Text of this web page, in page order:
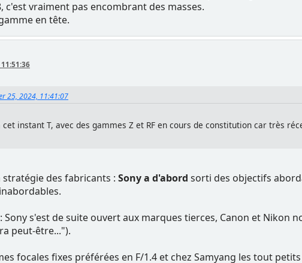
c'est vraiment pas encombrant des masses.
en tête.
25, 2024, 11:41:07
instant T, avec des gammes Z et RF en cours de constitution car très
des fabricants : Sony a d'abord sorti des objectifs
Sony s'est de suite ouvert aux marques tierces, Canon et Nikon
peut-être...").
focales fixes préférées en F/1.4 et chez Samyang les tout petits